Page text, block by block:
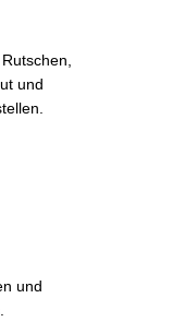
und
und